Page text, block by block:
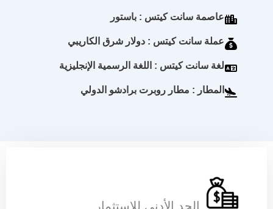
عاصمة سانت كيتس : باستور
عملة سانت كيتس : دولار شرق الكاريبي
لغة سانت كيتس : اللغة الرسمية الإنجليزية
المطار : مطار روبرت برادشو الدولي
الحد الأدنى للاستثمار